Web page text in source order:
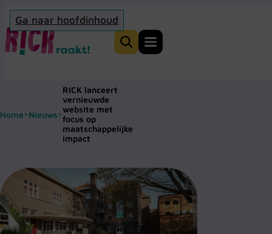
Ga naar hoofdinhoud
Home
Zoeken
Home>Nieuws>
RICK lanceert
vernieuwde
website met
focus op
maatschappelijke
impact